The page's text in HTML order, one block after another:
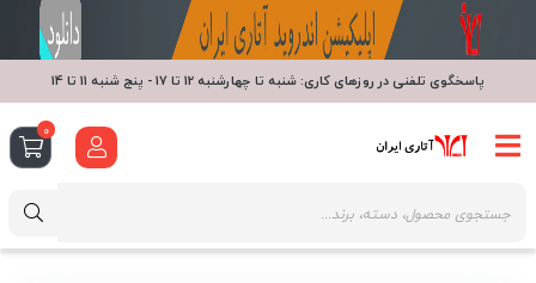
پاسخگوی تلفنی در روزهای کاری: شنبه تا چهارشنبه 12 تا 17 - پنج شنبه 11 تا 14
0